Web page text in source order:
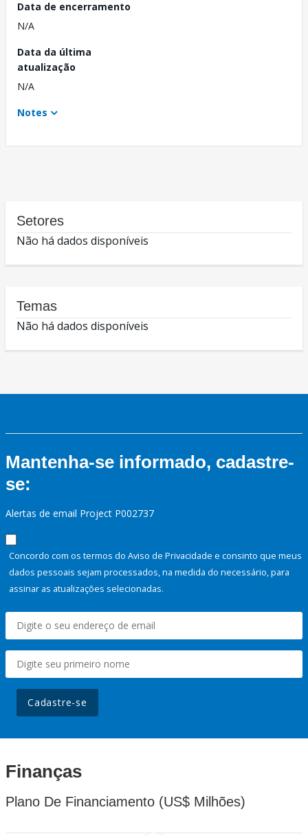
Data de encerramento
N/A
Data da última
atualização
N/A
Notes
Setores
Não há dados disponíveis
Temas
Não há dados disponíveis
Mantenha-se informado, cadastre-
se:
Alertas de email Project P002737
Concordo com os termos do Aviso de Privacidade e consinto que meus
dados pessoais sejam processados, na medida do necessário, para
assinar as atualizações selecionadas.
Cadastre-se
Finanças
Plano De Financiamento (US$ Milhões)